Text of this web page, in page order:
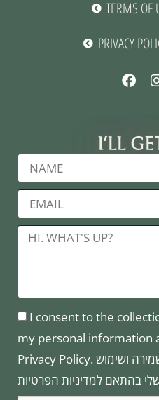
I'LL
I consent to the
my personal information
Privacy Policy. אני מסכימ/ה לאיסוף, שמירה ושימוש
בהתאם למדיניות הפרטיות